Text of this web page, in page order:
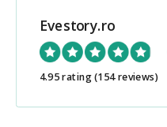
Evestory.ro
4.95 rating(154 reviews)